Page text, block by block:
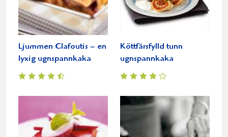
Ljummen Clafoutis – en
lyxig ugnspannkaka
Köttfärsfylld tunn
ugnspannkaka